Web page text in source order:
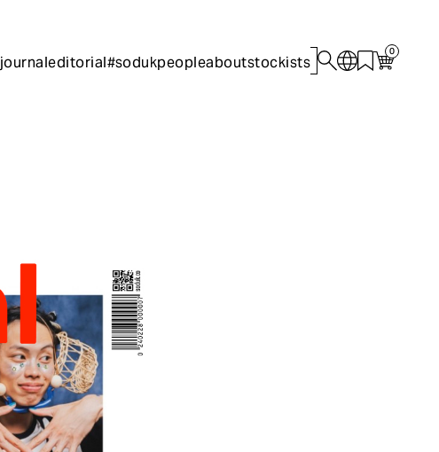
journaleditorial#sodukpeopleaboutstockists
0